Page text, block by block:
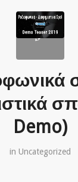
Demo)
inUncategorized